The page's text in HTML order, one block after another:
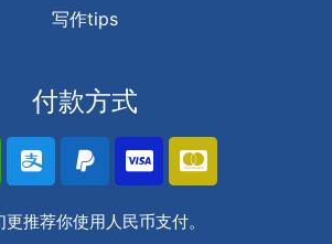
写作tips
付款方式
更推荐你使用人民币支付。